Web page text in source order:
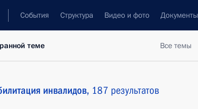
События Структура Видео и фото Документы
Все темы
теме
инвалидов, 187 результатов